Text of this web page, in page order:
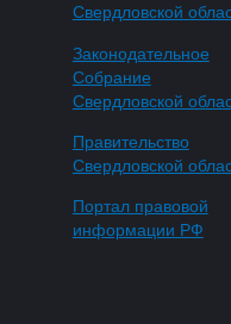
Свердловской
Законодательное
Собрание
Свердловской
Правительство
Свердловской
Портал правовой
информации РФ